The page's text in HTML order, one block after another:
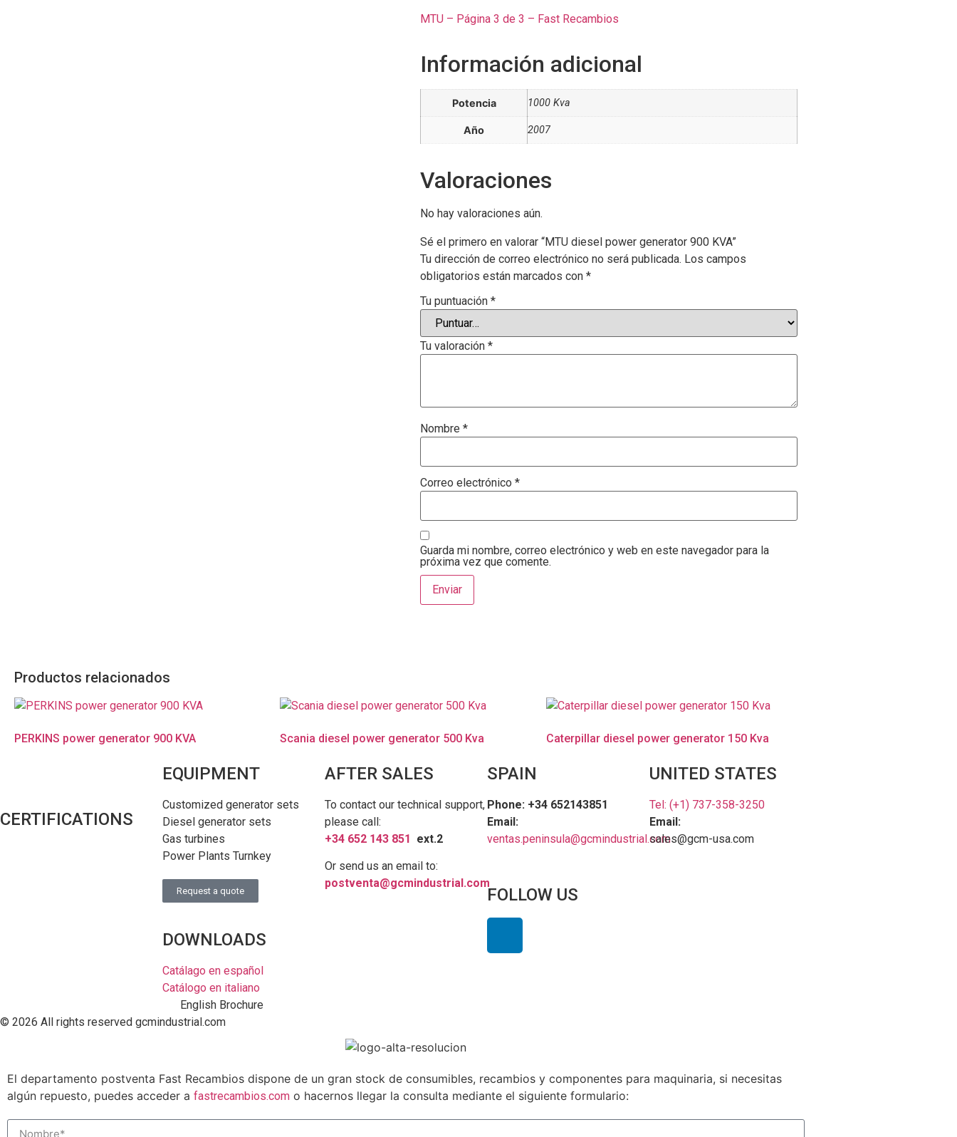
MTU – Página 3 de 3 – Fast Recambios
Información adicional
Potencia 1000 Kva
Año 2007
Valoraciones
No hay valoraciones aún.
Sé el primero en valorar “MTU diesel power generator 900 KVA”
Tu dirección de correo electrónico no será publicada. Los campos
obligatorios están marcados con *
Tu puntuación *
Tu valoración *
Nombre *
Correo electrónico *
Guarda mi nombre, correo electrónico y web en este navegador para la
próxima vez que comente.
Productos relacionados
PERKINS power generator 900 KVA Scania diesel power generator 500 Kva Caterpillar diesel power generator 150 Kva
CERTIFICATIONS
EQUIPMENT
Customized generator sets
Diesel generator sets
Gas turbines
Power Plants Turnkey
Request a quote
DOWNLOADS
Catálago en español
Catálogo en italiano
English Brochure
AFTER SALES
To contact our technical support,
please call:
+34 652 143 851 ext.2
Or send us an email to:
postventa@gcmindustrial.com
SPAIN
Phone: +34 652143851
Email:
ventas.peninsula@gcmindustrial.com
FOLLOW US
UNITED STATES
Tel: (+1) 737-358-3250
Email:
sales@gcm-usa.com
© 2026 All rights reserved gcmindustrial.com
El departamento postventa Fast Recambios dispone de un gran stock de consumibles, recambios y componentes para maquinaria, si necesitas
algún repuesto, puedes acceder a fastrecambios.com o hacernos llegar la consulta mediante el siguiente formulario: